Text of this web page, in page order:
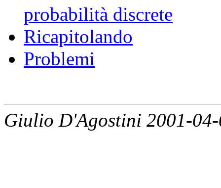
probabilità discrete
Ricapitolando
Problemi
Giulio D'Agostini 2001-